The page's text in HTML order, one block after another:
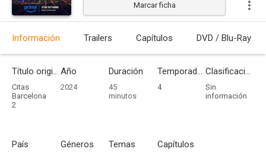
Marcar ficha
Información Trailers Capítulos DVD / Blu-Ray
Título original
Citas
Barcelona
2
Año
2024
Duración
45
minutos
Temporadas
4
Clasificación por edades
Sin
información
País Géneros Temas Capítulos